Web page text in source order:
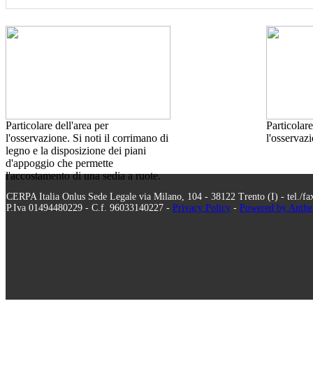
Particolare dell'area per
l'osservazione. Si noti il corrimano di
legno e la disposizione dei piani
d'appoggio che permette
l'accostamento di una sedia a ruote.
CERPA Italia Onlus Sede Legale via Milano, 104 - 38122 Trento (I) - tel./
P.Iva 01494480229 - C.f. 96033140227 - Privacy Policy - Powered by